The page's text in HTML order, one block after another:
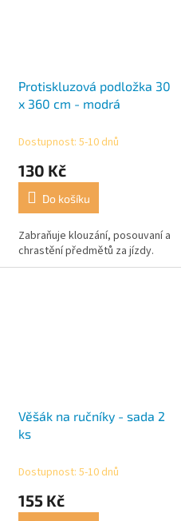
Protiskluzová podložka 30
x 360 cm - modrá
Dostupnost: 5-10 dnů
130 Kč
Do košíku
Zabraňuje klouzání, posouvaní a
chrastění předmětů za jízdy.
Věšák na ručníky - sada 2
ks
Dostupnost: 5-10 dnů
155 Kč